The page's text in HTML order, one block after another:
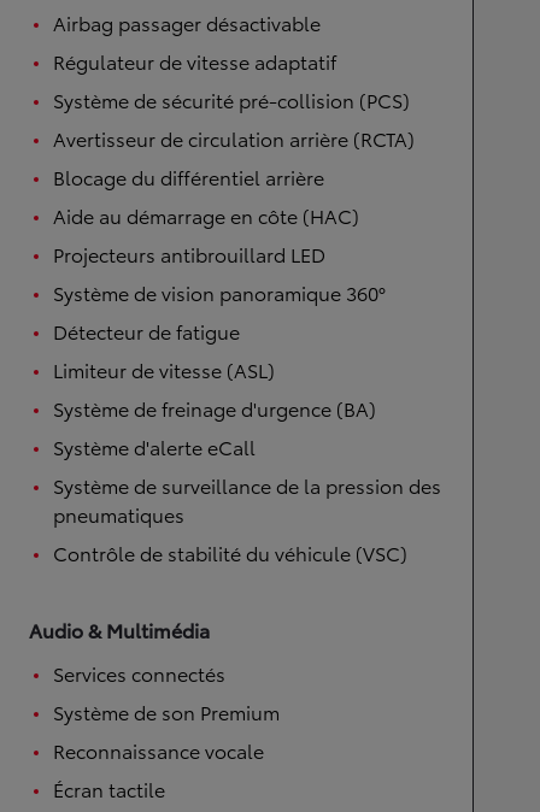
Airbag passager désactivable
Régulateur de vitesse adaptatif
Système de sécurité pré-collision (PCS)
Avertisseur de circulation arrière (RCTA)
Blocage du différentiel arrière
Aide au démarrage en côte (HAC)
Projecteurs antibrouillard LED
Système de vision panoramique 360°
Détecteur de fatigue
Limiteur de vitesse (ASL)
Système de freinage d'urgence (BA)
Système d'alerte eCall
Système de surveillance de la pression des
pneumatiques
Contrôle de stabilité du véhicule (VSC)
Audio & Multimédia
Services connectés
Système de son Premium
Reconnaissance vocale
Écran tactile